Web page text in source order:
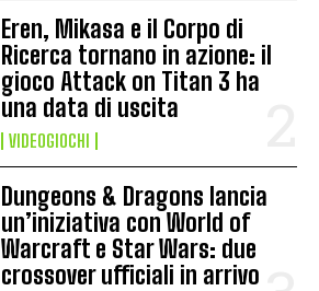
Eren, Mikasa e il Corpo di
Ricerca tornano in azione: il
gioco Attack on Titan 3 ha
una data di uscita
VIDEOGIOCHI
Dungeons & Dragons lancia
un’iniziativa con World of
Warcraft e Star Wars: due
crossover ufficiali in arrivo